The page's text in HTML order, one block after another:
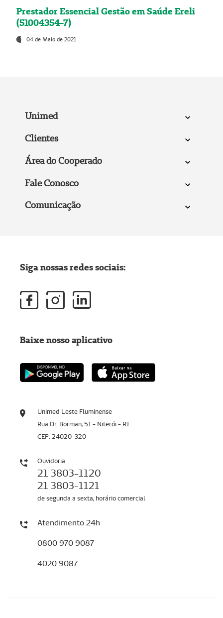
Prestador Essencial Gestão em Saúde Ereli
(51004354-7)
04 de Maio de 2021
Unimed
Clientes
Área do Cooperado
Fale Conosco
Comunicação
Unimed Leste Fluminense
Rua Dr. Borman, 51 - Niterói - RJ
CEP: 24020-320
Ouvidoria
21 3803-1120
21 3803-1121
de segunda a sexta, horário comercial
Atendimento 24h
0800 970 9087
4020 9087
Siga nossas redes sociais:
Baixe nosso aplicativo